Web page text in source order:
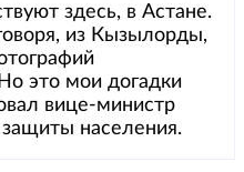
здесь, в Астане.
из Кызылорды,
это мои догадки
вице-министр
населения.